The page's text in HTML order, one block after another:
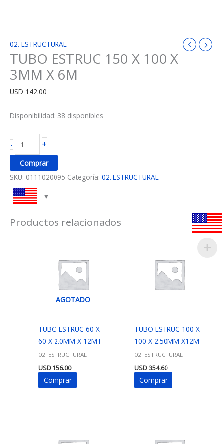
02. ESTRUCTURAL
TUBO ESTRUC 150 X 100 X
3MM X 6M
USD 142.00
Disponibilidad: 38 disponibles
- +
Comprar
SKU: 0111020095 Categoría: 02. ESTRUCTURAL
Productos relacionados
AGOTADO
TUBO ESTRUC 60 X
60 X 2.0MM X 12MT
02. ESTRUCTURAL
USD156.00
Comprar
TUBO ESTRUC 100 X
100 X 2.50MM X12M
02. ESTRUCTURAL
USD354.60
Comprar